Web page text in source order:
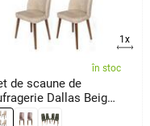
1x
în stoc
de scaune de
Dallas Beige
Brown, 4 buc.